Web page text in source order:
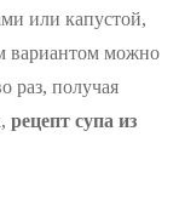
или капустой,
вариантом можно
раз, получая
рецепт супа из